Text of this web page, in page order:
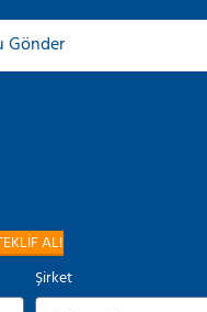
Gönder
AL!
Şirket